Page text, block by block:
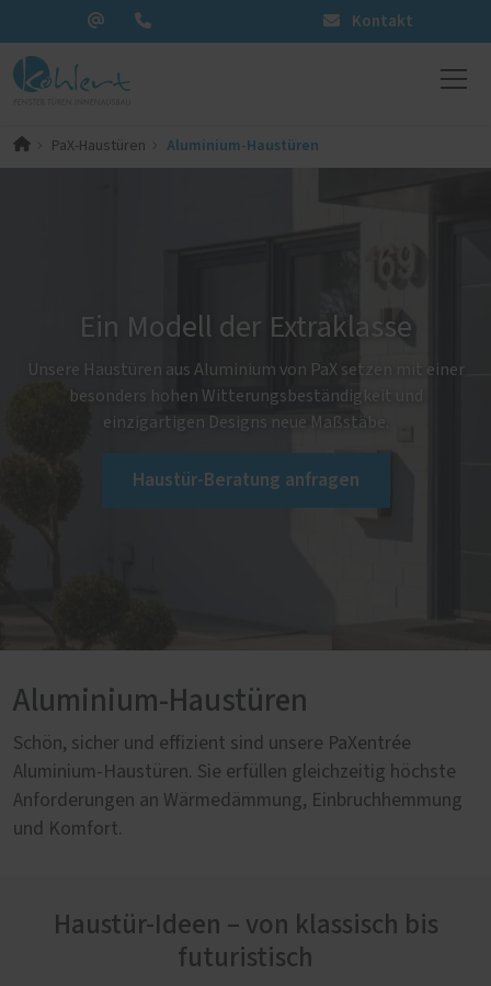
Kontakt
PaX-Haustüren Aluminium-Haustüren
Ein Modell der Extraklasse
Unsere Haustüren aus Aluminium von PaX setzen mit einer
besonders hohen Witterungsbeständigkeit und
einzigartigen Designs neue Maßstäbe.
Haustür-Beratung anfragen
Aluminium-Haustüren
Schön, sicher und effizient sind unsere PaXentrée
Aluminium-Haustüren. Sie erfüllen gleichzeitig höchste
Anforderungen an Wärmedämmung, Einbruchhemmung
und Komfort.
Haustür-Ideen – von klassisch bis
futuristisch